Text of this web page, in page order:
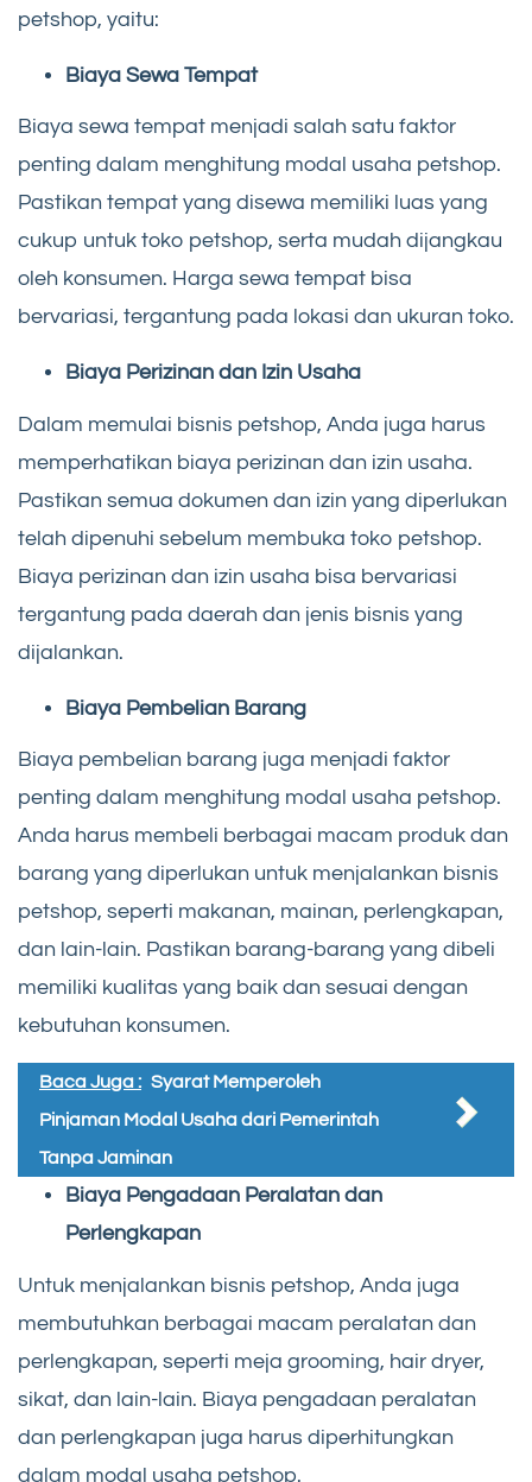
petshop, yaitu:
Biaya Sewa Tempat
Biaya sewa tempat menjadi salah satu faktor
penting dalam menghitung modal usaha petshop.
Pastikan tempat yang disewa memiliki luas yang
cukup untuk toko petshop, serta mudah dijangkau
oleh konsumen. Harga sewa tempat bisa
bervariasi, tergantung pada lokasi dan ukuran toko.
Biaya Perizinan dan Izin Usaha
Dalam memulai bisnis petshop, Anda juga harus
memperhatikan biaya perizinan dan izin usaha.
Pastikan semua dokumen dan izin yang diperlukan
telah dipenuhi sebelum membuka toko petshop.
Biaya perizinan dan izin usaha bisa bervariasi
tergantung pada daerah dan jenis bisnis yang
dijalankan.
Biaya Pembelian Barang
Biaya pembelian barang juga menjadi faktor
penting dalam menghitung modal usaha petshop.
Anda harus membeli berbagai macam produk dan
barang yang diperlukan untuk menjalankan bisnis
petshop, seperti makanan, mainan, perlengkapan,
dan lain-lain. Pastikan barang-barang yang dibeli
memiliki kualitas yang baik dan sesuai dengan
kebutuhan konsumen.
Baca Juga : Syarat Memperoleh
Pinjaman Modal Usaha dari Pemerintah
Tanpa Jaminan
Biaya Pengadaan Peralatan dan
Perlengkapan
Untuk menjalankan bisnis petshop, Anda juga
membutuhkan berbagai macam peralatan dan
perlengkapan, seperti meja grooming, hair dryer,
sikat, dan lain-lain. Biaya pengadaan peralatan
dan perlengkapan juga harus diperhitungkan
dalam modal usaha petshop.